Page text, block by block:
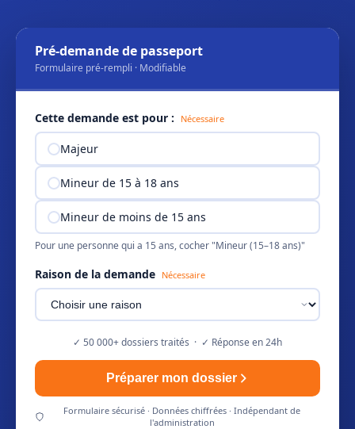
Pré-demande de passeport
Formulaire pré-rempli · Modifiable
Cette demande est pour : Nécessaire
Majeur
Mineur de 15 à 18 ans
Mineur de moins de 15 ans
Pour une personne qui a 15 ans, cocher "Mineur (15–18 ans)"
Raison de la demande Nécessaire
✓ 50 000+ dossiers traités · ✓ Réponse en 24h
Préparer mon dossier
Formulaire sécurisé · Données chiffrées · Indépendant de
l'administration